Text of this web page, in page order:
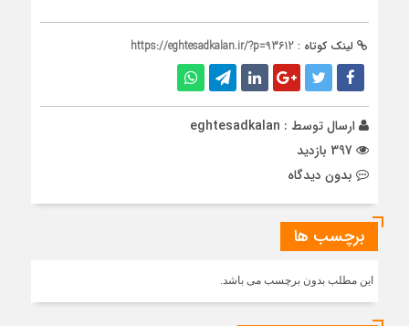
لینک کوتاه : https://eghtesadkalan.ir/?p=93612
ارسال توسط : eghtesadkalan
بدون دیدگاه
برچسب ها
این مطلب بدون برچسب می باشد.